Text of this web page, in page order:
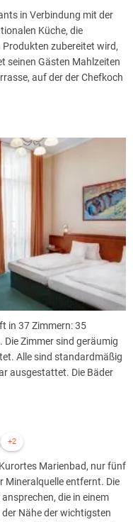
Unterkunft für 3, 4 oder
in Verbindung mit der
Küche, die
zubereitet wird,
seinen Gästen Mahlzeiten
auf der der Chefkoch
in 37 Zimmern: 35
Zimmer sind geräumig
Alle sind standardmäßig
ausgestattet. Die Bäder
+2
Marienbad, nur fünf
Mineralquelle entfernt. Die
die in einem
Nähe der wichtigsten